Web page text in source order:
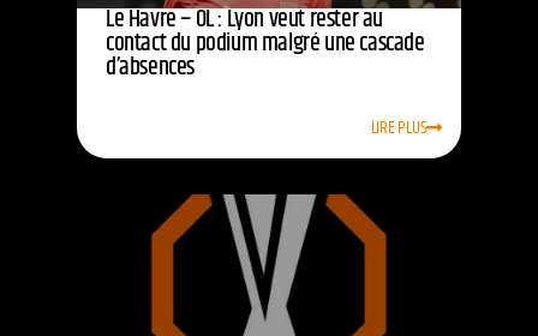
Le Havre – OL : Lyon veut rester au
contact du podium malgré une cascade
d’absences
LIRE PLUS